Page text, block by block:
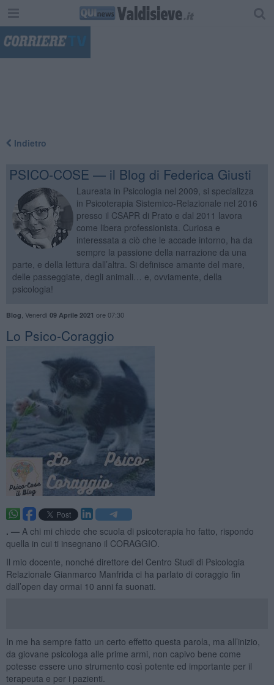
Indietro
PSICO-COSE — il Blog di Federica Giusti
Laureata in Psicologia nel 2009, si specializza
in Psicoterapia Sistemico-Relazionale nel 2016
presso il CSAPR di Prato e dal 2011 lavora
come libera professionista. Curiosa e
interessata a ciò che le accade intorno, ha da
sempre la passione della narrazione da una
parte, e della lettura dall’altra. Si definisce amante del mare,
delle passeggiate, degli animali… e, ovviamente, della
psicologia!
Blog Venerdì 09 Aprile 2021 ore 07:30
​Lo Psico-Coraggio
. — A chi mi chiede che scuola di psicoterapia ho fatto, rispondo
quella in cui ti insegnano il CORAGGIO.
Il mio docente, nonché direttore del Centro Studi di Psicologia
Relazionale Gianmarco Manfrida ci ha parlato di coraggio fin
dall’open day ormai 10 anni fa suonati.
In me ha sempre fatto un certo effetto questa parola, ma all’inizio,
da giovane psicologa alle prime armi, non capivo bene come
potesse essere uno strumento così potente ed importante per il
terapeuta e per i pazienti.